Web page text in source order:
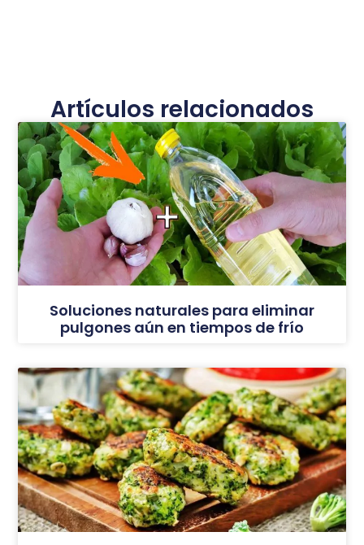
Artículos relacionados
Soluciones naturales para eliminar
pulgones aún en tiempos de frío